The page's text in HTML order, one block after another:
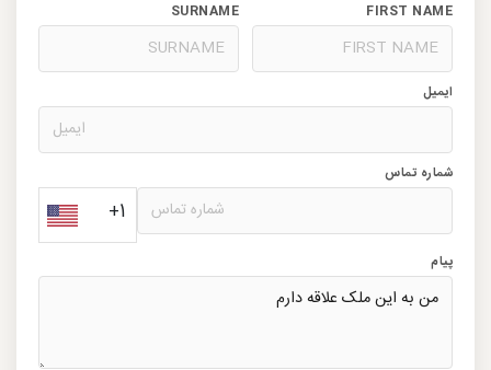
FIRST NAME
SURNAME
ایمیل
شماره تماس
+1
پیام